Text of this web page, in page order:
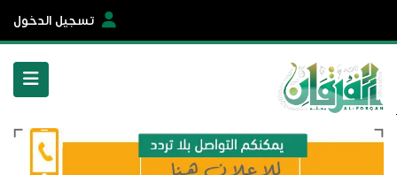
تسجيل الدخول